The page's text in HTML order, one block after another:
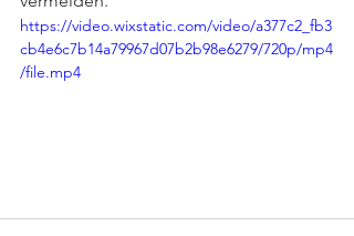
https://video.wixstatic.com/video/a377c2_fb3
cb4e6c7b14a79967d07b2b98e6279/720p/mp4
/file.mp4